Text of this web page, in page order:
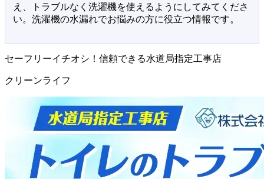
え、トラブルなく洗濯機を使えるようにしてみてくださ
い。洗濯機の水漏れでお悩みの方に役立つ情報です。
セーフリーイチオシ！信頼できる水道局指定工事店
クリーンライフ